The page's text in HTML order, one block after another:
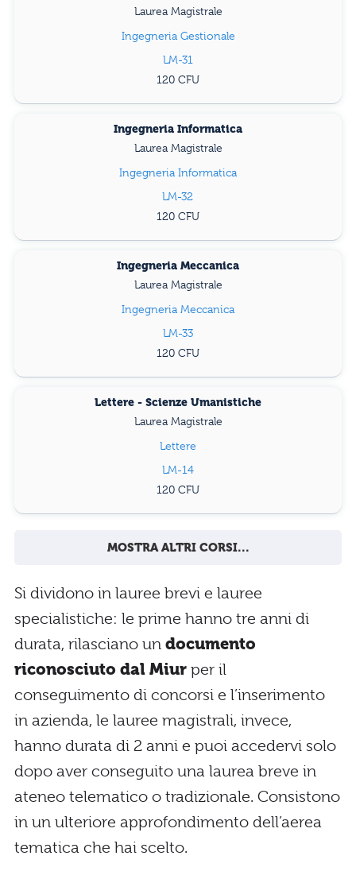
Laurea Magistrale
Ingegneria Gestionale
LM-31
120
Ingegneria Informatica
Laurea Magistrale
Ingegneria Informatica
LM-32
120
Ingegneria Meccanica
Laurea Magistrale
Ingegneria Meccanica
LM-33
120
Lettere - Scienze Umanistiche
Laurea Magistrale
Lettere
LM-14
120
MOSTRA ALTRI CORSI...
Si dividono in lauree brevi e lauree
specialistiche: le prime hanno tre anni di
durata, rilasciano un documento
riconosciuto dal Miur per il
conseguimento di concorsi e l’inserimento
in azienda, le lauree magistrali, invece,
hanno durata di 2 anni e puoi accedervi solo
dopo aver conseguito una laurea breve in
ateneo telematico o tradizionale. Consistono
in un ulteriore approfondimento dell’aerea
tematica che hai scelto.